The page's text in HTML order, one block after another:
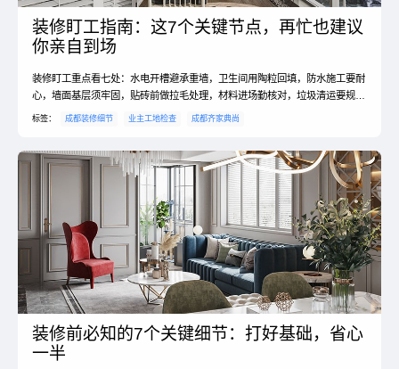
装修盯工指南：这7个关键节点，再忙也建议
你亲自到场
装修盯工重点看七处：水电开槽避承重墙，卫生间用陶粒回填，防水施工要耐
心，墙面基层须牢固，贴砖前做拉毛处理，材料进场勤核对，垃圾清运要规
范。#装修监工 #避坑指南
标签： 成都装修细节 业主工地检查 成都齐家典尚
装修前必知的7个关键细节：打好基础，省心
一半